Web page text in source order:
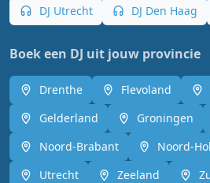
DJ Utrecht
DJ Den Haag
Boek een DJ uit jouw provincie
Drenthe Flevoland
Gelderland
Groningen
Noord-Brabant
Noord-
Utrecht
Zeeland